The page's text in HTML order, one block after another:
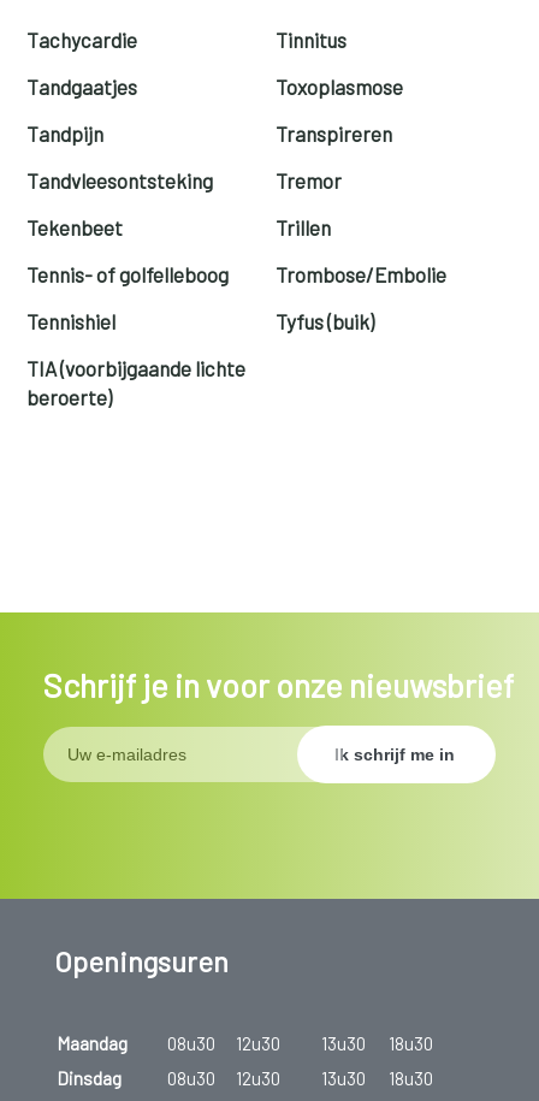
Tachycardie
Tandgaatjes
Tandpijn
Tandvleesontsteking
Tekenbeet
Tennis- of golfelleboog
Tennishiel
TIA (voorbijgaande lichte
beroerte)
Tinnitus
Toxoplasmose
Transpireren
Tremor
Trillen
Trombose/Embolie
Tyfus (buik)
Schrijf je in voor onze nieuwsbrief
Openingsuren
Maandag 08u30 12u30 13u30
18u30
Dinsdag
08u30 12u30 13u30
18u30